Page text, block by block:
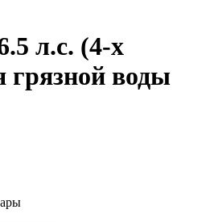
л.с. (4-х
грязной воды